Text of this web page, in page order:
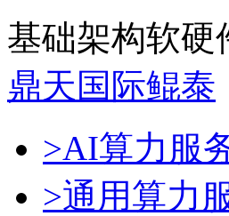
基础架构软硬
鼎天国际鲲泰
>AI算力服
>通用算力